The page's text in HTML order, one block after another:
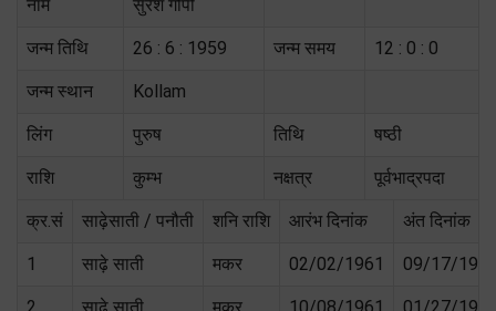
नाम सुरेश गोपी
जन्म तिथि 26 : 6 : 1959 जन्म समय 12 : 0 : 0
जन्म स्थान Kollam
लिंग पुरुष तिथि षष्ठी
राशि कुम्भ नक्षत्र पूर्वभाद्रपदा
क्र.सं साढ़ेसाती / पनौती शनि राशि आरंभ दिनांक अंत दिनांक
1 साढ़े साती मकर 02/02/1961 09/17/